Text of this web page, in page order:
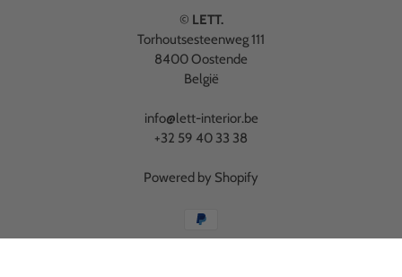
© LETT.
Torhoutsesteenweg 111
8400 Oostende
België
info@lett-interior.be
+32 59 40 33 38
Powered by Shopify